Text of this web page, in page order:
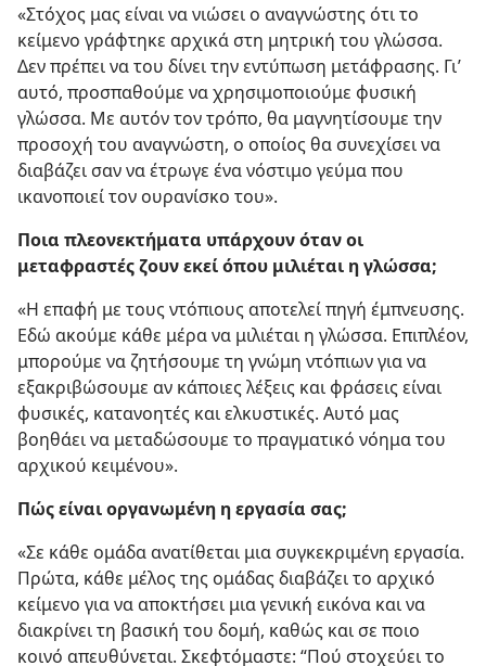
«Στόχος μας είναι να νιώσει ο αναγνώστης ότι το
κείμενο γράφτηκε αρχικά στη μητρική του γλώσσα.
Δεν πρέπει να του δίνει την εντύπωση μετάφρασης. Γι’
αυτό, προσπαθούμε να χρησιμοποιούμε φυσική
γλώσσα. Με αυτόν τον τρόπο, θα μαγνητίσουμε την
προσοχή του αναγνώστη, ο οποίος θα συνεχίσει να
διαβάζει σαν να έτρωγε ένα νόστιμο γεύμα που
ικανοποιεί τον ουρανίσκο του».
Ποια πλεονεκτήματα υπάρχουν όταν οι
μεταφραστές ζουν εκεί όπου μιλιέται η γλώσσα;
«Η επαφή με τους ντόπιους αποτελεί πηγή έμπνευσης.
Εδώ ακούμε κάθε μέρα να μιλιέται η γλώσσα. Επιπλέον,
μπορούμε να ζητήσουμε τη γνώμη ντόπιων για να
εξακριβώσουμε αν κάποιες λέξεις και φράσεις είναι
φυσικές, κατανοητές και ελκυστικές. Αυτό μας
βοηθάει να μεταδώσουμε το πραγματικό νόημα του
αρχικού κειμένου».
Πώς είναι οργανωμένη η εργασία σας;
«Σε κάθε ομάδα ανατίθεται μια συγκεκριμένη εργασία.
Πρώτα, κάθε μέλος της ομάδας διαβάζει το αρχικό
κείμενο για να αποκτήσει μια γενική εικόνα και να
διακρίνει τη βασική του δομή, καθώς και σε ποιο
κοινό απευθύνεται. Σκεφτόμαστε: “Πού στοχεύει το